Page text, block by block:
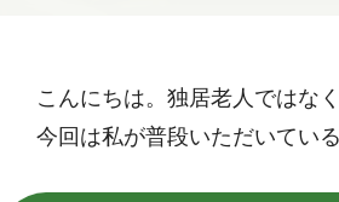
こんにちは。独居老人ではな
今回は私が普段いただいてい